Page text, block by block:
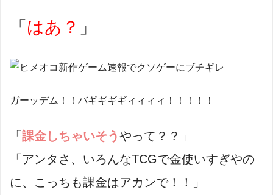
「 はあ？ 」
ガーッデム！！バギギギギィィィィ！！！！！
「 課金しちゃいそうやって？？」
「アンタさ、いろんなTCGで金使いすぎやの
に、こっちも課金はアカンで！！」